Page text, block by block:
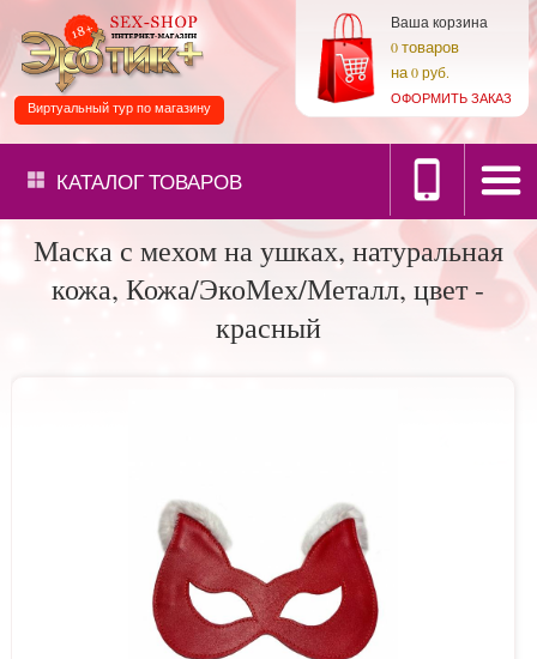
Ваша корзина
0товаров
на0 руб.
ОФОРМИТЬ ЗАКАЗ
Виртуальный тур по магазину
КАТАЛОГТОВАРОВ
Маска с мехом на ушках, натуральная
кожа, Кожа/ЭкоМех/Металл, цвет -
красный